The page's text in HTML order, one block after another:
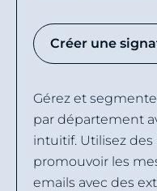
Créer une
Gérez et
par département
intuitif. Utilisez
promouvoir les
emails avec des